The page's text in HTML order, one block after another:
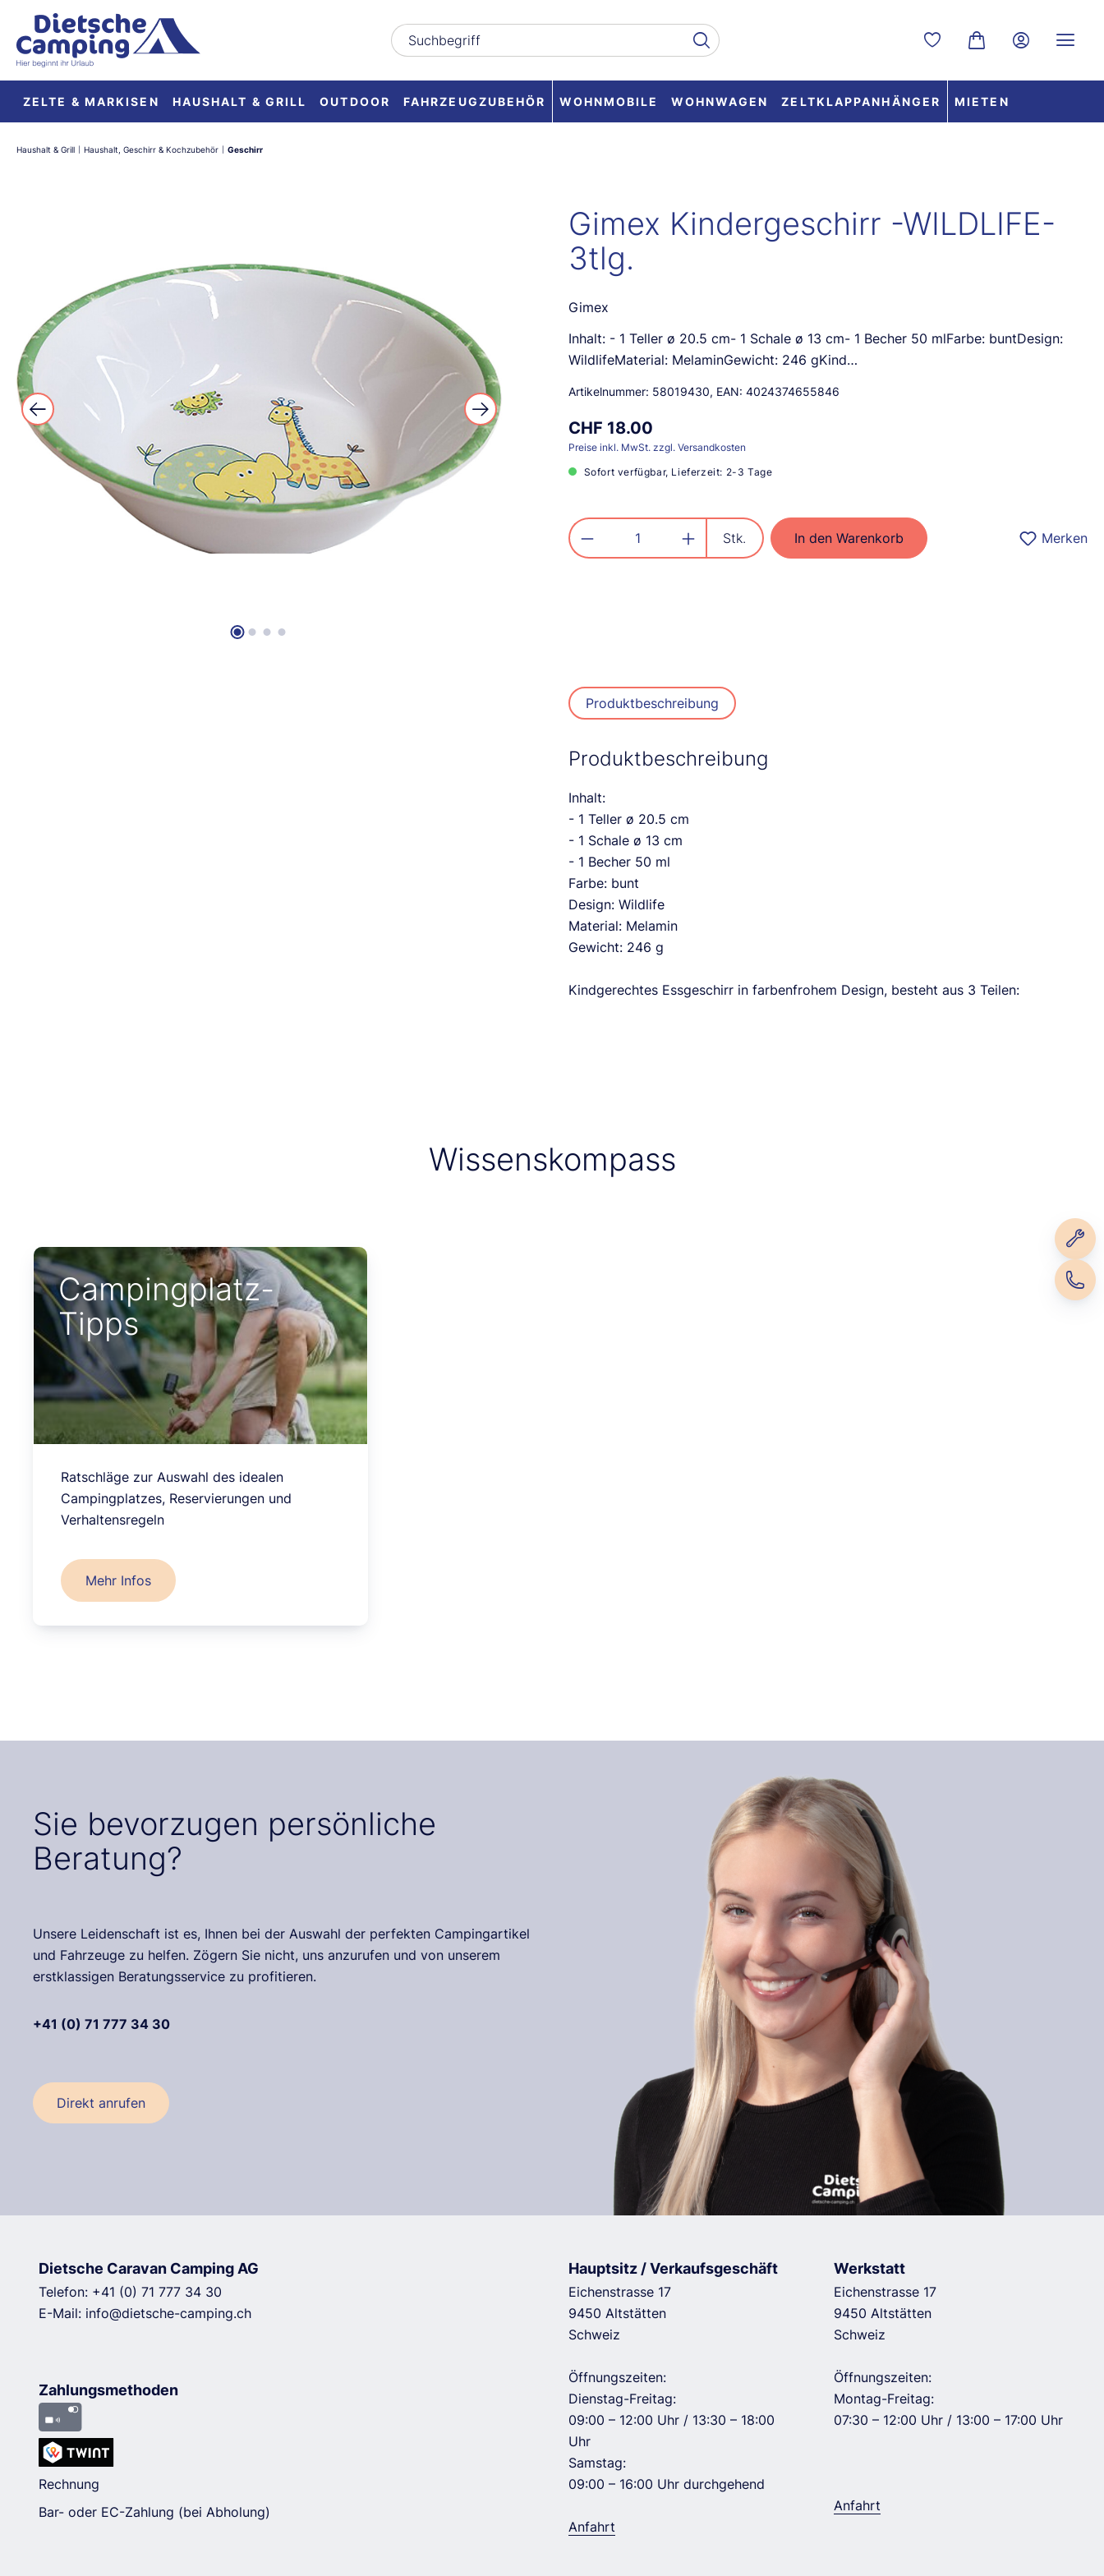
Zur Hauptnavigation springen
Du hast 0 Produkte auf
Warenkorb enthält
ZELTE & MARKISEN HAUSHALT & GRILL OUTDOOR FAHRZEUGZUBEHÖR WOHNMOBILE WOHNWAGEN ZELTKLAPPANHÄNGER MIETEN
Haushalt & Grill Haushalt, Geschirr & Kochzubehör Geschirr
Gimex Kindergeschirr -WILDLIFE-
3tlg.
Gimex
Inhalt: - 1 Teller ø 20.5 cm- 1 Schale ø 13 cm- 1 Becher 50 mlFarbe: buntDesign:
WildlifeMaterial: MelaminGewicht: 246 gKind…
Artikelnummer: 58019430, EAN: 4024374655846
CHF 18.00
Preise inkl. MwSt. zzgl. Versandkosten
Sofort verfügbar, Lieferzeit: 2-3 Tage
Produkt Anzahl: Gib den gewünschten Wert ein oder
Stk. In den Warenkorb Merken
Produktbeschreibung
Produktbeschreibung
Inhalt:
- 1 Teller ø 20.5 cm
- 1 Schale ø 13 cm
- 1 Becher 50 ml
Farbe: bunt
Design: Wildlife
Material: Melamin
Gewicht: 246 g
Kindgerechtes Essgeschirr in farbenfrohem Design, besteht aus 3 Teilen:
Wissenskompass
Campingplatz-
Tipps
Ratschläge zur Auswahl des idealen
Campingplatzes, Reservierungen und
Verhaltensregeln
Mehr Infos
Sie bevorzugen persönliche
Beratung?
Unsere Leidenschaft ist es, Ihnen bei der Auswahl der perfekten Campingartikel
und Fahrzeuge zu helfen. Zögern Sie nicht, uns anzurufen und von unserem
erstklassigen Beratungsservice zu profitieren.
+41 (0) 71 777 34 30
Direkt anrufen
Dietsche Caravan Camping AG
Telefon: +41 (0) 71 777 34 30
E-Mail: info@dietsche-camping.ch
Zahlungsmethoden
Rechnung
Bar- oder EC-Zahlung (bei Abholung)
Hauptsitz / Verkaufsgeschäft
Eichenstrasse 17
9450 Altstätten
Schweiz
Öffnungszeiten:
Dienstag-Freitag:
09:00 – 12:00 Uhr / 13:30 – 18:00
Uhr
Samstag:
09:00 – 16:00 Uhr durchgehend
Anfahrt
Werkstatt
Eichenstrasse 17
9450 Altstätten
Schweiz
Öffnungszeiten:
Montag-Freitag:
07:30 – 12:00 Uhr / 13:00 – 17:00 Uhr
Anfahrt